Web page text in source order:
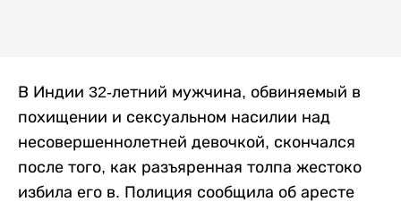
В Индии 32-летний мужчина, обвиняемый в
похищении и сексуальном насилии над
несовершеннолетней девочкой, скончался
после того, как разъяренная толпа жестоко
избила его в. Полиция сообщила об аресте